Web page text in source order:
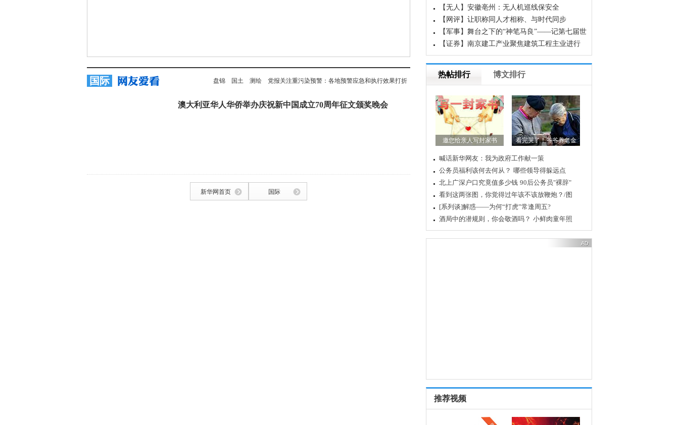
国际 盘锦 国土 测绘 党报关注重污染预警：各地预警应急和执行效果打折
澳大利亚华人华侨举办庆祝新中国成立70周年征文颁奖晚会
新华网首页 国际
白，却不知道这些食物正在偷偷让你变黑
【无人】安徽亳州：无人机巡线保安全
【网评】让职称同人才相称、与时代同步
【军事】舞台之下的“神笔马良”——记第七届世
界军人运动会开幕式600余名场务保障官兵
【证券】南京建工产业聚焦建筑工程主业进行
重组
热帖排行 博文排行
邀您给亲人写封家书 看完哭了！爷爷养老金
喊话新华网友：我为政府工作献一策
公务员福利该何去何从？ 哪些领导得躲远点
北上广深户口究竟值多少钱 90后公务员"裸辞"
看到这两张图，你觉得过年该不该放鞭炮？/图
[系列谈]解惑——为何“打虎”常逢周五?
酒局中的潜规则，你会敬酒吗？ 小鲜肉童年照
推荐视频